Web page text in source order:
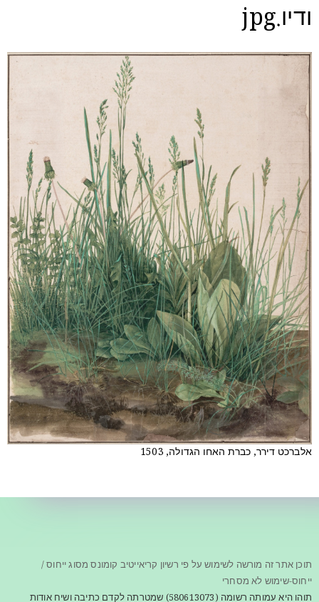
ודיו.jpg
אלברכט דירר, כברת האחו הגדולה, 1503
תוכן אתר זה מורשה לשימוש על פי רשיון קריאייטיב קומונס מסוג ייחוס /
ייחוס-שימוש לא מסחרי
תוהו היא עמותה רשומה (580613073) שמטרתה לקדם כתיבה ושיח אודות